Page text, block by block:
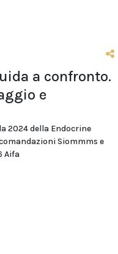
a confronto.
e
2024 della Endocrine
Siommms e
Aifa